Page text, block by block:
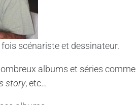
scénariste et dessinateur.
albums et séries comme
story, etc…